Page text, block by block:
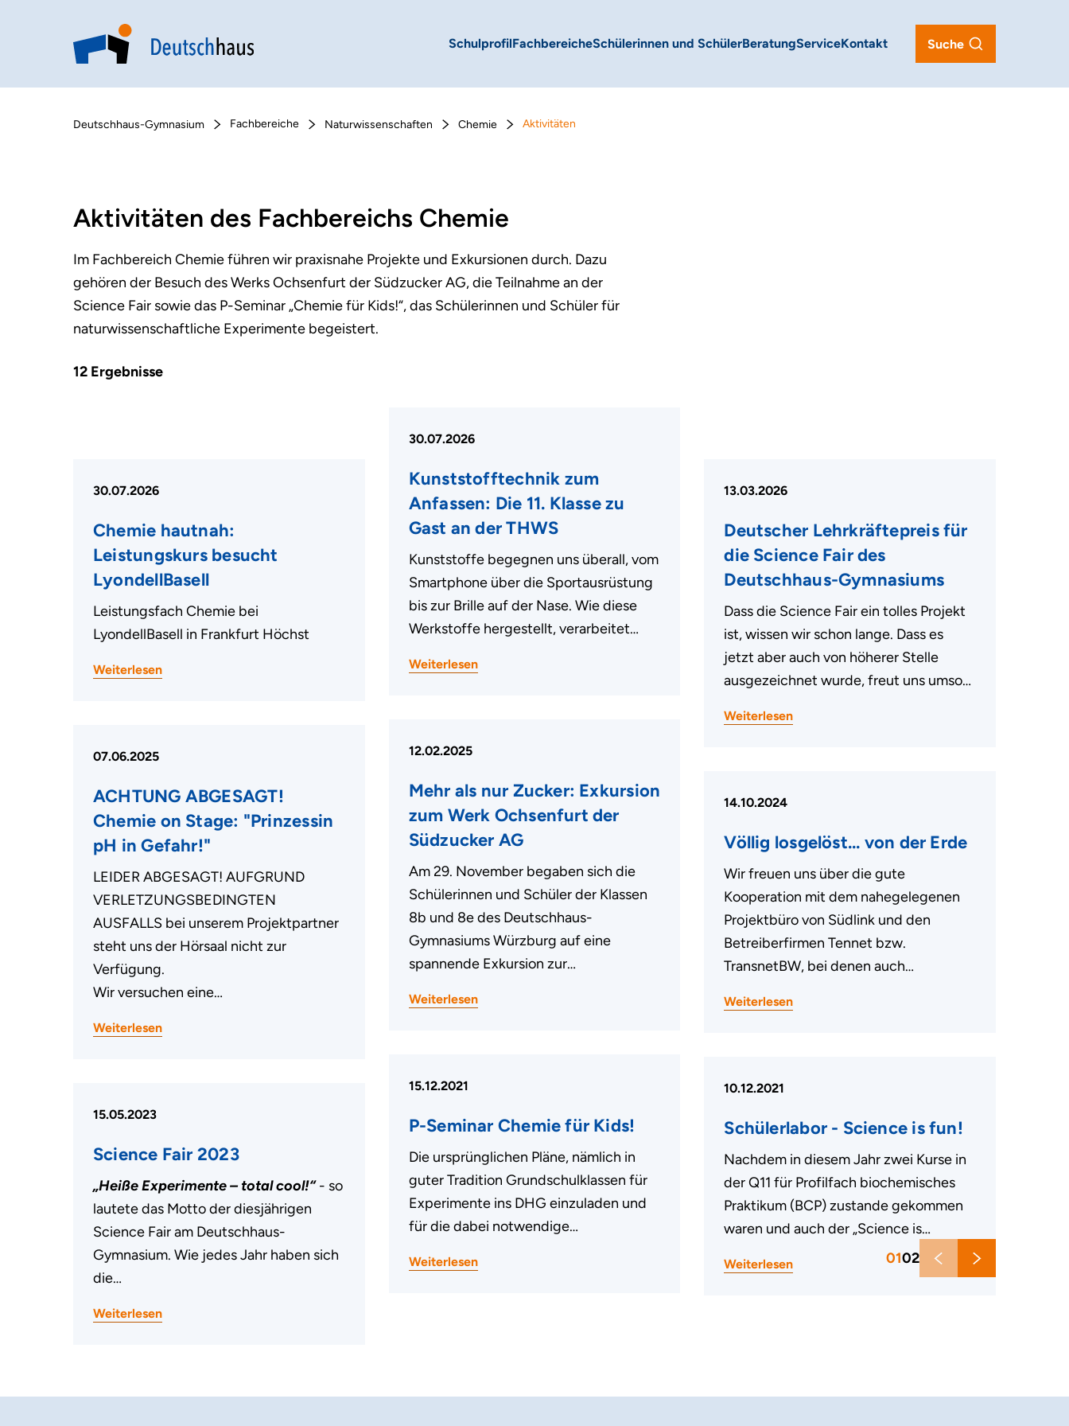
SchulprofilFachbereicheSchülerinnen und SchülerBeratungServiceKontakt Suche
Deutschhaus-Gymnasium Fachbereiche Naturwissenschaften Chemie Aktivitäten
Aktivitäten des Fachbereichs Chemie
Im Fachbereich Chemie führen wir praxisnahe Projekte und Exkursionen durch. Dazu
gehören der Besuch des Werks Ochsenfurt der Südzucker AG, die Teilnahme an der
Science Fair sowie das P-Seminar „Chemie für Kids!“, das Schülerinnen und Schüler für
naturwissenschaftliche Experimente begeistert.
12 Ergebnisse
30.07.2026
Chemie hautnah:
Leistungskurs besucht
LyondellBasell
Leistungsfach Chemie bei
LyondellBasell in Frankfurt Höchst
Weiterlesen
30.07.2026
Kunststofftechnik zum
Anfassen: Die 11. Klasse zu
Gast an der THWS
Kunststoffe begegnen uns überall, vom
Smartphone über die Sportausrüstung
bis zur Brille auf der Nase. Wie diese
Werkstoffe hergestellt, verarbeitet…
Weiterlesen
13.03.2026
Deutscher Lehrkräftepreis für
die Science Fair des
Deutschhaus-Gymnasiums
Dass die Science Fair ein tolles Projekt
ist, wissen wir schon lange. Dass es
jetzt aber auch von höherer Stelle
ausgezeichnet wurde, freut uns umso…
Weiterlesen
07.06.2025
ACHTUNG ABGESAGT!
Chemie on Stage: "Prinzessin
pH in Gefahr!"
LEIDER ABGESAGT! AUFGRUND
VERLETZUNGSBEDINGTEN
AUSFALLS bei unserem Projektpartner
steht uns der Hörsaal nicht zur
Verfügung.
Wir versuchen eine…
Weiterlesen
12.02.2025
Mehr als nur Zucker: Exkursion
zum Werk Ochsenfurt der
Südzucker AG
Am 29. November begaben sich die
Schülerinnen und Schüler der Klassen
8b und 8e des Deutschhaus-
Gymnasiums Würzburg auf eine
spannende Exkursion zur…
Weiterlesen
14.10.2024
Völlig losgelöst... von der Erde
Wir freuen uns über die gute
Kooperation mit dem nahegelegenen
Projektbüro von Südlink und den
Betreiberfirmen Tennet bzw.
TransnetBW, bei denen auch…
Weiterlesen
15.05.2023
Science Fair 2023
„Heiße Experimente – total cool!“- so
lautete das Motto der diesjährigen
Science Fair am Deutschhaus-
Gymnasium. Wie jedes Jahr haben sich
die…
Weiterlesen
15.12.2021
P-Seminar Chemie für Kids!
Die ursprünglichen Pläne, nämlich in
guter Tradition Grundschulklassen für
Experimente ins DHG einzuladen und
für die dabei notwendige…
Weiterlesen
10.12.2021
Schülerlabor - Science is fun!
Nachdem in diesem Jahr zwei Kurse in
der Q11 für Profilfach biochemisches
Praktikum (BCP) zustande gekommen
waren und auch der „Science is…
Weiterlesen 0102